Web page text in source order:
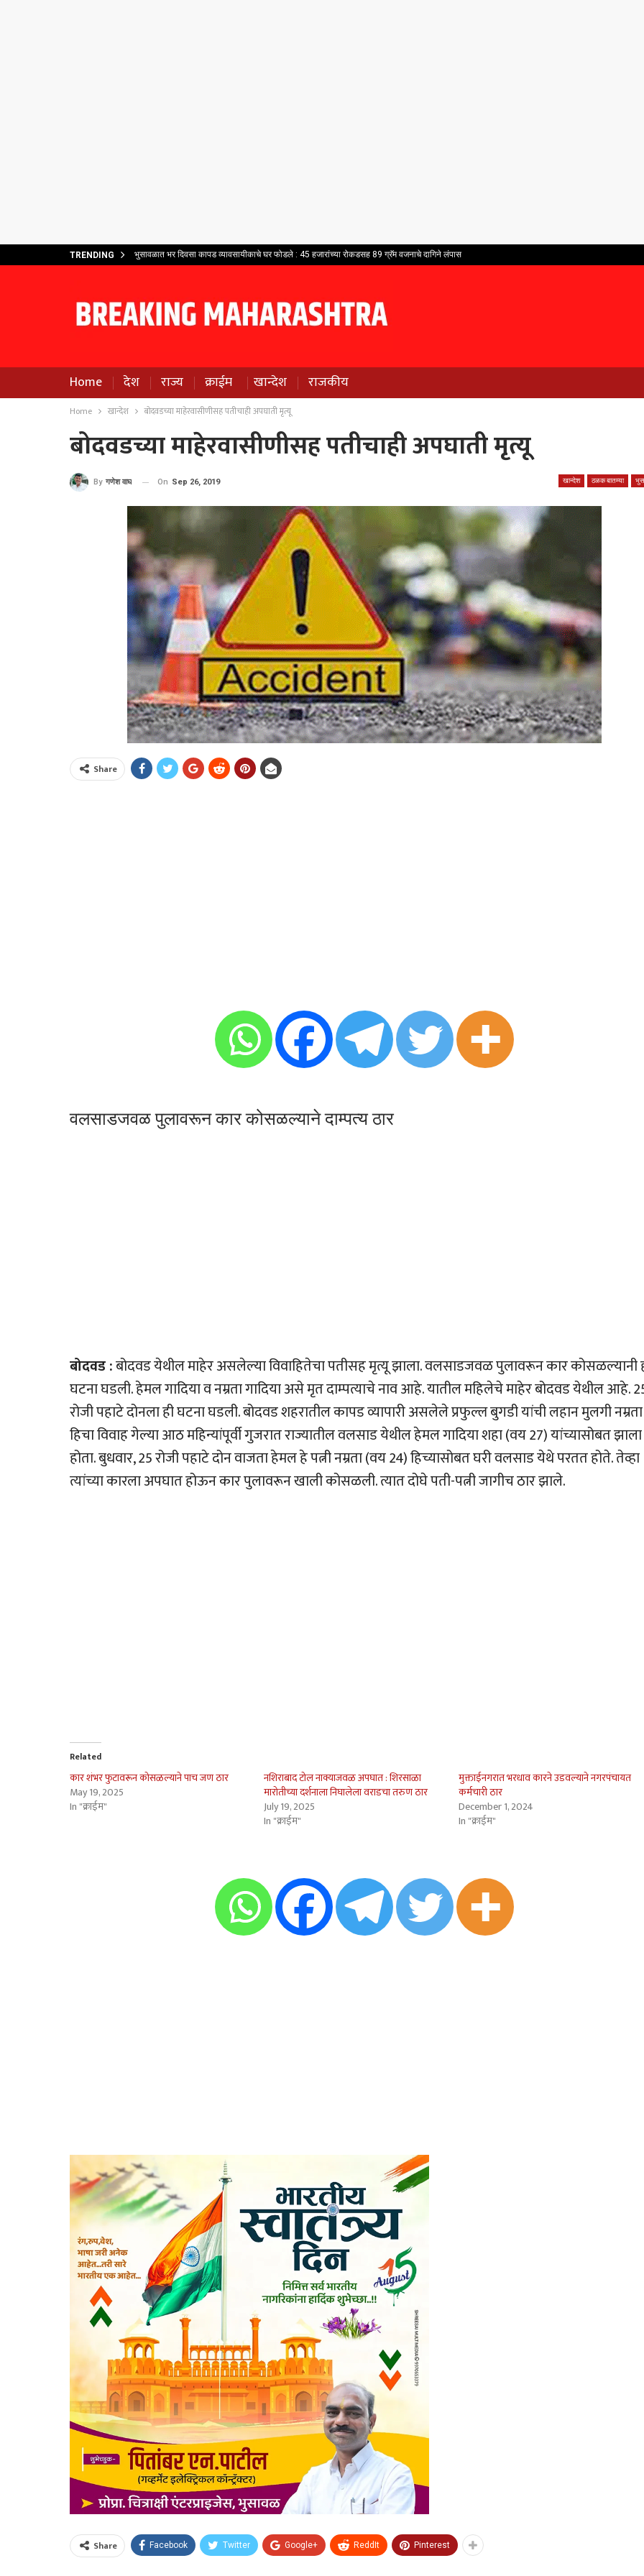
TRENDING भुसावळात भर दिवसा कापड व्यावसायीकाचे घर फोडले : 45 हजारांच्या रोकडसह 89 ग्रॅम वजनाचे दागिने लंपास
Home देश राज्य क्राईम खान्देश राजकीय
Home खान्देश बोदवडच्या माहेरवासीणीसह पतीचाही अपघाती मृत्यू
बोदवडच्या माहेरवासीणीसह पतीचाही अपघाती मृत्यू
खान्देश ठळक बातम्या
By गणेश वाघ On Sep 26, 2019
Share
वलसाडजवळ पुलावरून कार कोसळल्याने दाम्पत्य ठार
बोदवड :बोदवड येथील माहेर असलेल्या विवाहितेचा पतीसह मृत्यू झाला. वलसाडजवळ पुलावरून कार कोसळल्यानी
घटना घडली. हेमल गादिया व नम्रता गादिया असे मृत दाम्पत्याचे नाव आहे. यातील महिलेचे माहेर बोदवड येथील आहे.
रोजी पहाटे दोनला ही घटना घडली. बोदवड शहरातील कापड व्यापारी असलेले प्रफुल्ल बुगडी यांची लहान मुलगी नम्रता
हिचा विवाह गेल्या आठ महिन्यांपूर्वी गुजरात राज्यातील वलसाड येथील हेमल गादिया शहा (वय 27) यांच्यासोबत झाला
होता. बुधवार, 25 रोजी पहाटे दोन वाजता हेमल हे पत्नी नम्रता (वय 24) हिच्यासोबत घरी वलसाड येथे परतत होते. तेव्हा
त्यांच्या कारला अपघात होऊन कार पुलावरून खाली कोसळली. त्यात दोघे पती-पत्नी जागीच ठार झाले.
Related
कार शंभर फुटावरून कोसळल्याने पाच जण ठार
May 19, 2025
In "क्राईम"
नशिराबाद टोल नाक्याजवळ अपघात : शिरसाळा
मारोतीच्या दर्शनाला निघालेला वराडचा तरुण ठार
July 19, 2025
In "क्राईम"
मुक्ताईनगरात भरधाव कारने उडवल्याने नगरपंचायत
कर्मचारी ठार
December 1, 2024
In "क्राईम"
Share Facebook Twitter Google+ ReddIt Pinterest